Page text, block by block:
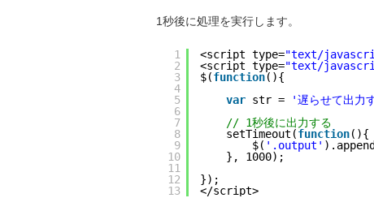
1秒後に処理を実行します。
1
2
3
4
5
6
7
8
9
10
11
12
13
<script type="text/
<script type="text/
$(function(){
var str = '遅らせて出力
// 1秒後に出力する
setTimeout(function(){
$( '.output'
}, 1000);
});
</script>